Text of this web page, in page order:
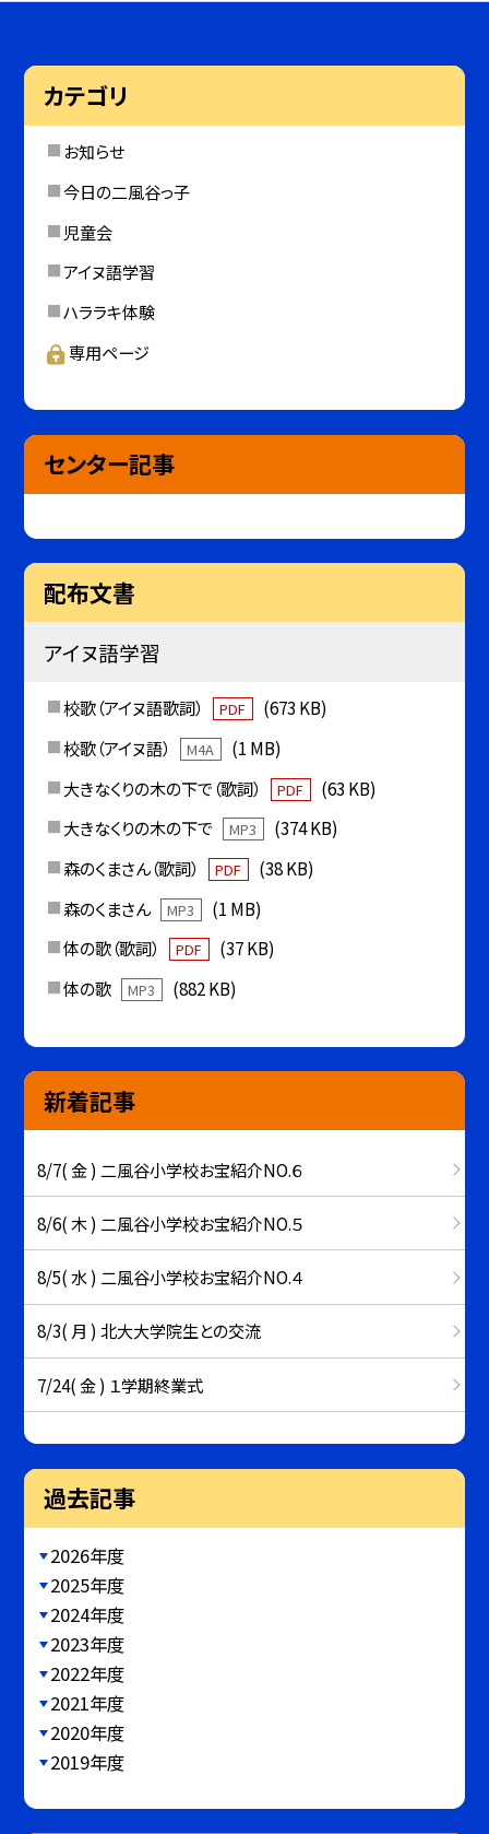
カテゴリ
お知らせ
今日の二風谷っ子
児童会
アイヌ語学習
ハララキ体験
専用ページ
センター記事
配布文書
アイヌ語学習
校歌（アイヌ語歌詞） PDF
(673 KB)
校歌（アイヌ語）
M4A
(1 MB)
大きなくりの木の下で（歌詞）
PDF
(63 KB)
大きなくりの木の下で
MP3
(374 KB)
森のくまさん（歌詞）
PDF
(38 KB)
森のくまさん
MP3
(1 MB)
体の歌（歌詞）
PDF
(37 KB)
体の歌
MP3 (882 KB)
新着記事
8/7( 金 ) 二風谷小学校お宝紹介NO.６
8/6( 木 ) 二風谷小学校お宝紹介NO.５
8/5( 水 ) 二風谷小学校お宝紹介NO.４
8/3( 月 ) 北大大学院生との交流
7/24( 金 ) １学期終業式
過去記事
2026年度
2025年度
2024年度
2023年度
2022年度
2021年度
2020年度
2019年度